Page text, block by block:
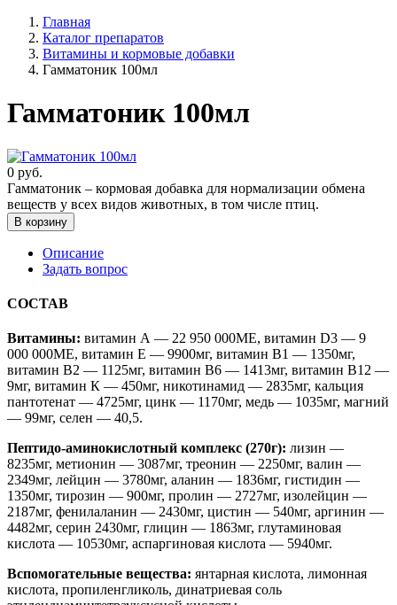
Главная
Каталог препаратов
Витамины и кормовые добавки
Гамматоник 100мл
Гамматоник 100мл
0 руб.
Гамматоник – кормовая добавка для нормализации обмена
веществ у всех видов животных, в том числе птиц.
В корзину
Описание
Задать вопрос
СОСТАВ
Витамины: витамин А — 22 950 000МЕ, витамин D3 — 9
000 000МЕ, витамин Е — 9900мг, витамин В1 — 1350мг,
витамин В2 — 1125мг, витамин В6 — 1413мг, витамин В12 —
9мг, витамин К — 450мг, никотинамид — 2835мг, кальция
пантотенат — 4725мг, цинк — 1170мг, медь — 1035мг, магний
— 99мг, селен — 40,5.
Пептидо-аминокислотный комплекс (270г): лизин —
8235мг, метионин — 3087мг, треонин — 2250мг, валин —
2349мг, лейцин — 3780мг, аланин — 1836мг, гистидин —
1350мг, тирозин — 900мг, пролин — 2727мг, изолейцин —
2187мг, фенилаланин — 2430мг, цистин — 540мг, аргинин —
4482мг, серин 2430мг, глицин — 1863мг, глутаминовая
кислота — 10530мг, аспаргиновая кислота — 5940мг.
Вспомогательные вещества: янтарная кислота, лимонная
кислота, пропиленгликоль, динатриевая соль